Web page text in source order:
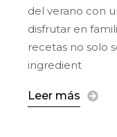
del verano con
disfrutar en
recetas no solo
ingredient
Leer más